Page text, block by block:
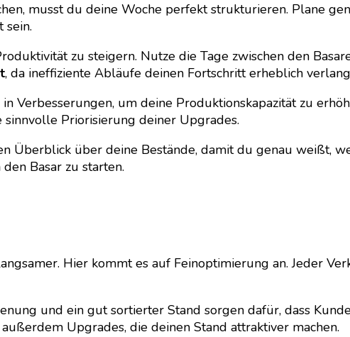
musst du deine Woche perfekt strukturieren. Plane
sein.
zu steigern. Nutze die Tage zwischen den
, da ineffiziente Abläufe deinen Fortschritt erheblich
Verbesserungen, um deine Produktionskapazität zu
Priorisierung deiner Upgrades.
Überblick über deine Bestände, damit du genau weißt,
Basar zu starten.
Hier kommt es auf Feinoptimierung an. Jeder
und ein gut sortierter Stand sorgen dafür, dass
Upgrades, die deinen Stand attraktiver machen.